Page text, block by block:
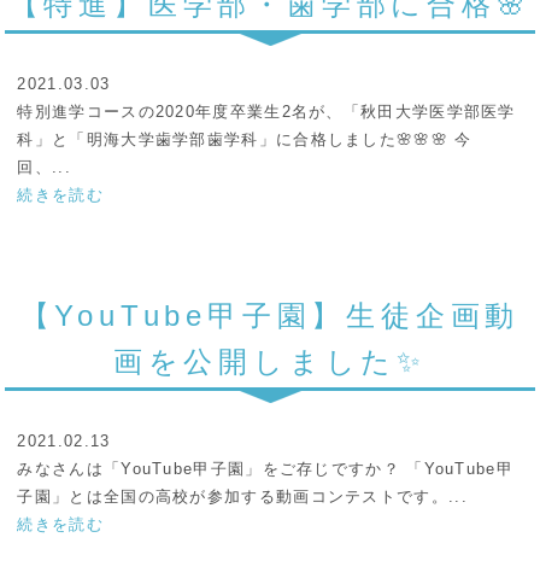
2021.03.03
特別進学コースの2020年度卒業生2名が、「秋田大学医学部医学
科」と「明海大学歯学部歯学科」に合格しました🌸🌸🌸 今
回、...
続きを読む
【YouTube甲子園】生徒企画動
画を公開しました✨
2021.02.13
みなさんは「YouTube甲子園」をご存じですか？ 「YouTube甲
子園」とは全国の高校が参加する動画コンテストです。...
続きを読む